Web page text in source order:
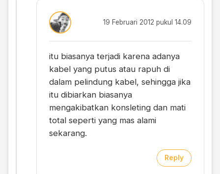
19 Februari 2012 pukul 14.09
itu biasanya terjadi karena adanya
kabel yang putus atau rapuh di
dalam pelindung kabel, sehingga jika
itu dibiarkan biasanya
mengakibatkan konsleting dan mati
total seperti yang mas alami
sekarang.
Reply